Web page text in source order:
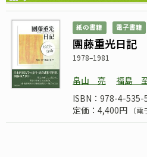
紙の書籍 電子書籍
團藤重光日記
1978–1981
畠山 亮 福島
ISBN：978-4-535-
定価：4,400円
（